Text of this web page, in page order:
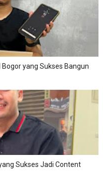
yang Sukses Bangun
Sukses Jadi Content